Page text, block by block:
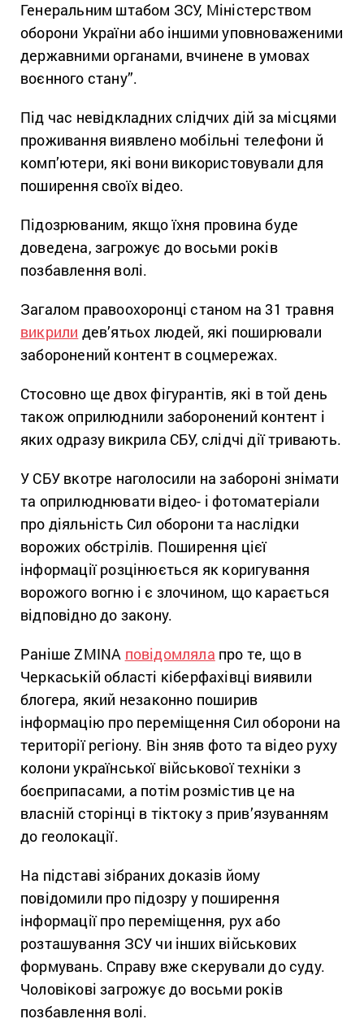
Генеральним штабом ЗСУ, Міністерством
оборони України або іншими уповноваженими
державними органами, вчинене в умовах
воєнного стану”.
Під час невідкладних слідчих дій за місцями
проживання виявлено мобільні телефони й
комп’ютери, які вони використовували для
поширення своїх відео.
Підозрюваним, якщо їхня провина буде
доведена, загрожує до восьми років
позбавлення волі.
Загалом правоохоронці станом на 31 травня
викрили дев’ятьох людей, які поширювали
заборонений контент в соцмережах.
Стосовно ще двох фігурантів, які в той день
також оприлюднили заборонений контент і
яких одразу викрила СБУ, слідчі дії тривають.
У СБУ вкотре наголосили на забороні знімати
та оприлюднювати відео- і фотоматеріали
про діяльність Сил оборони та наслідки
ворожих обстрілів. Поширення цієї
інформації розцінюється як коригування
ворожого вогню і є злочином, що карається
відповідно до закону.
Раніше ZMINA повідомляла про те, що в
Черкаській області кіберфахівці виявили
блогера, який незаконно поширив
інформацію про переміщення Сил оборони на
території регіону. Він зняв фото та відео руху
колони української військової техніки з
боєприпасами, а потім розмістив це на
власній сторінці в тіктоку з прив’язуванням
до геолокації.
На підставі зібраних доказів йому
повідомили про підозру у поширення
інформації про переміщення, рух або
розташування ЗСУ чи інших військових
формувань. Справу вже скерували до суду.
Чоловікові загрожує до восьми років
позбавлення волі.